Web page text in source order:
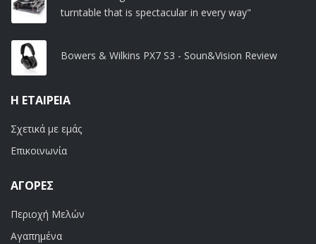
turntable that is spectacular in every way"
Bowers & Wilkins PX7 S3 - Soun&Vision Review
Η ΕΤΑΙΡΕΊΑ
Σχετικά με εμάς
Επικοινωνία
ΑΓΟΡΈΣ
Περιοχή Μελών
Αγαπημένα